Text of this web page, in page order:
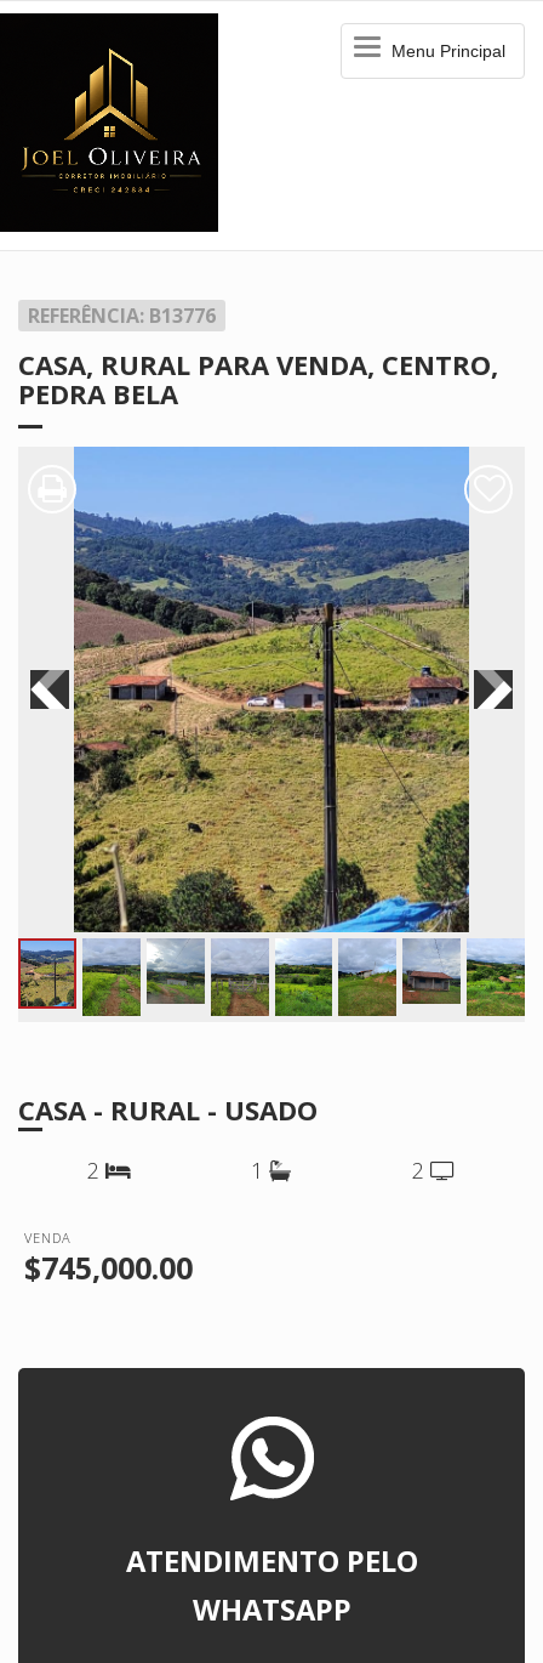
MenuMenu Principal
REFERÊNCIA: B13776
CASA, RURAL PARA VENDA, CENTRO,
PEDRA BELA
CASA - RURAL - USADO
2 1 2
VENDA
$745,000.00
ATENDIMENTO PELO
WHATSAPP